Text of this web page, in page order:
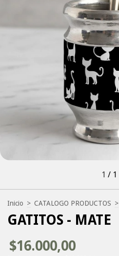
1 / 1
Inicio > CATALOGO PRODUCTOS >
GATITOS - MATE
$16.000,00